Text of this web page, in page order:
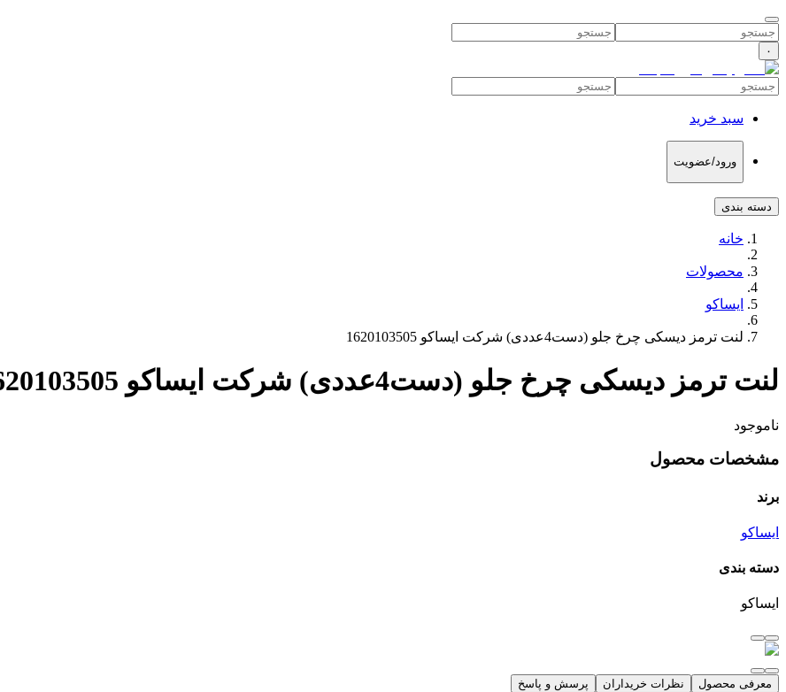
۰
سبد خرید
ورود/عضویت
دسته بندی
خانه
محصولات
ایساکو
لنت ترمز دیسکی چرخ جلو (دست4عددی) شرکت ایساکو 1620103505
لنت ترمز دیسکی چرخ جلو (دست4عددی) شرکت ایساکو 1620103505
ناموجود
مشخصات محصول
برند
ایساکو
دسته بندی
ایساکو
معرفی محصول نظرات خریداران پرسش و پاسخ